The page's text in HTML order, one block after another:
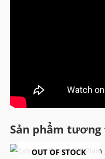
Sản phẩm
OUT OF STOCK